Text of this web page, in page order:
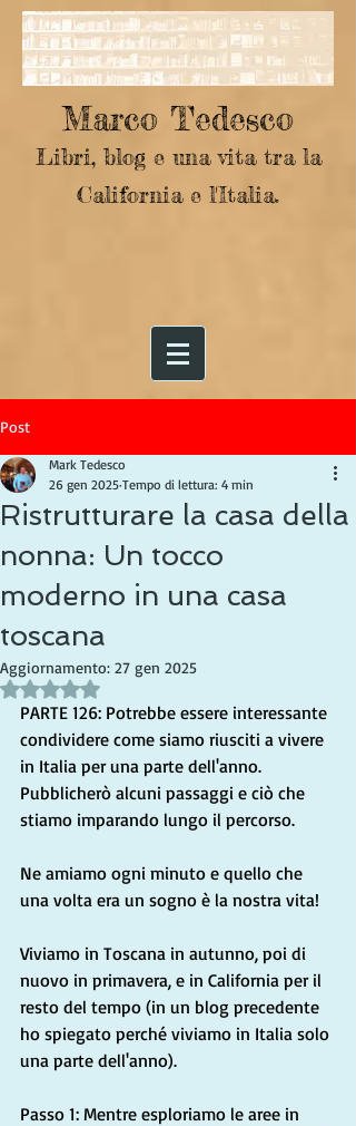
Marco Tedesco
Libri, blog e una vita tra la
California e l'Italia.
Post
Ristrutturare la casa della
nonna: Un tocco
moderno in una casa
toscana
Mark Tedesco
26 gen 2025 Tempo di lettura: 4 min
Aggiornamento: 27 gen 2025
Valutazione NaN stelle su 5.
PARTE 126: Potrebbe essere interessante
condividere come siamo riusciti a vivere
in Italia per una parte dell'anno.
Pubblicherò alcuni passaggi e ciò che
stiamo imparando lungo il percorso.
Ne amiamo ogni minuto e quello che
una volta era un sogno è la nostra vita!
Viviamo in Toscana in autunno, poi di
nuovo in primavera, e in California per il
resto del tempo (in un blog precedente
ho spiegato perché viviamo in Italia solo
una parte dell'anno).
Passo 1: Mentre esploriamo le aree in